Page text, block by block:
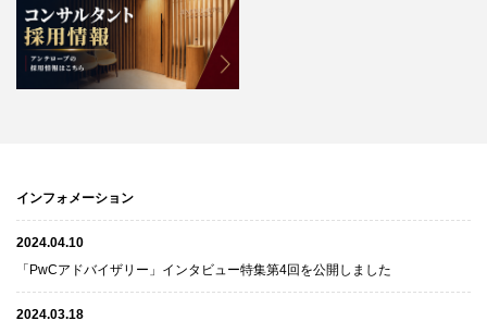
インフォメーション
2024.04.10
「PwCアドバイザリー」インタビュー特集第4回を公開しました
2024.03.18